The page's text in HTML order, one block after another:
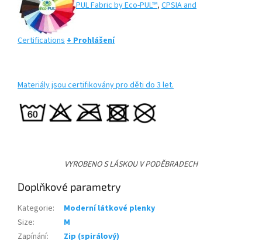
PUL Fabric by Eco-PUL™, CPSIA and
Certifications+ Prohlášení
Materiály jsou certifikovány pro děti do 3 let.
VYROBENO S LÁSKOU V PODĚBRADECH
Doplňkové parametry
Kategorie:
Moderní látkové plenky
Size:
M
Zapínání: Zip (spirálový)